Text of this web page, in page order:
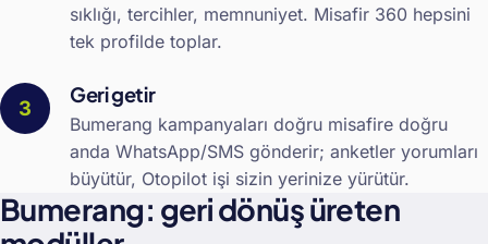
sıklığı, tercihler, memnuniyet. Misafir 360 hepsini
tek profilde toplar.
Geri getir
Bumerang kampanyaları doğru misafire doğru
anda WhatsApp/SMS gönderir; anketler yorumları
büyütür, Otopilot işi sizin yerinize yürütür.
Bumerang: geri dönüş üreten